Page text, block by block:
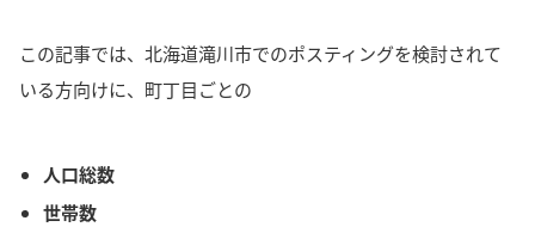
この記事では、北海道滝川市でのポスティングを検討されて
いる方向けに、町丁目ごとの
人口総数
世帯数